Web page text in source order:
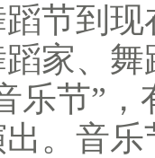
节到
家、
乐节”
。音